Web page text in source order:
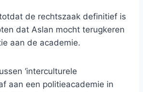
de rechtszaak definitief is
dat Aslan mocht terugkeren
aan de academie.
‘interculturele
aan een politieacademie in